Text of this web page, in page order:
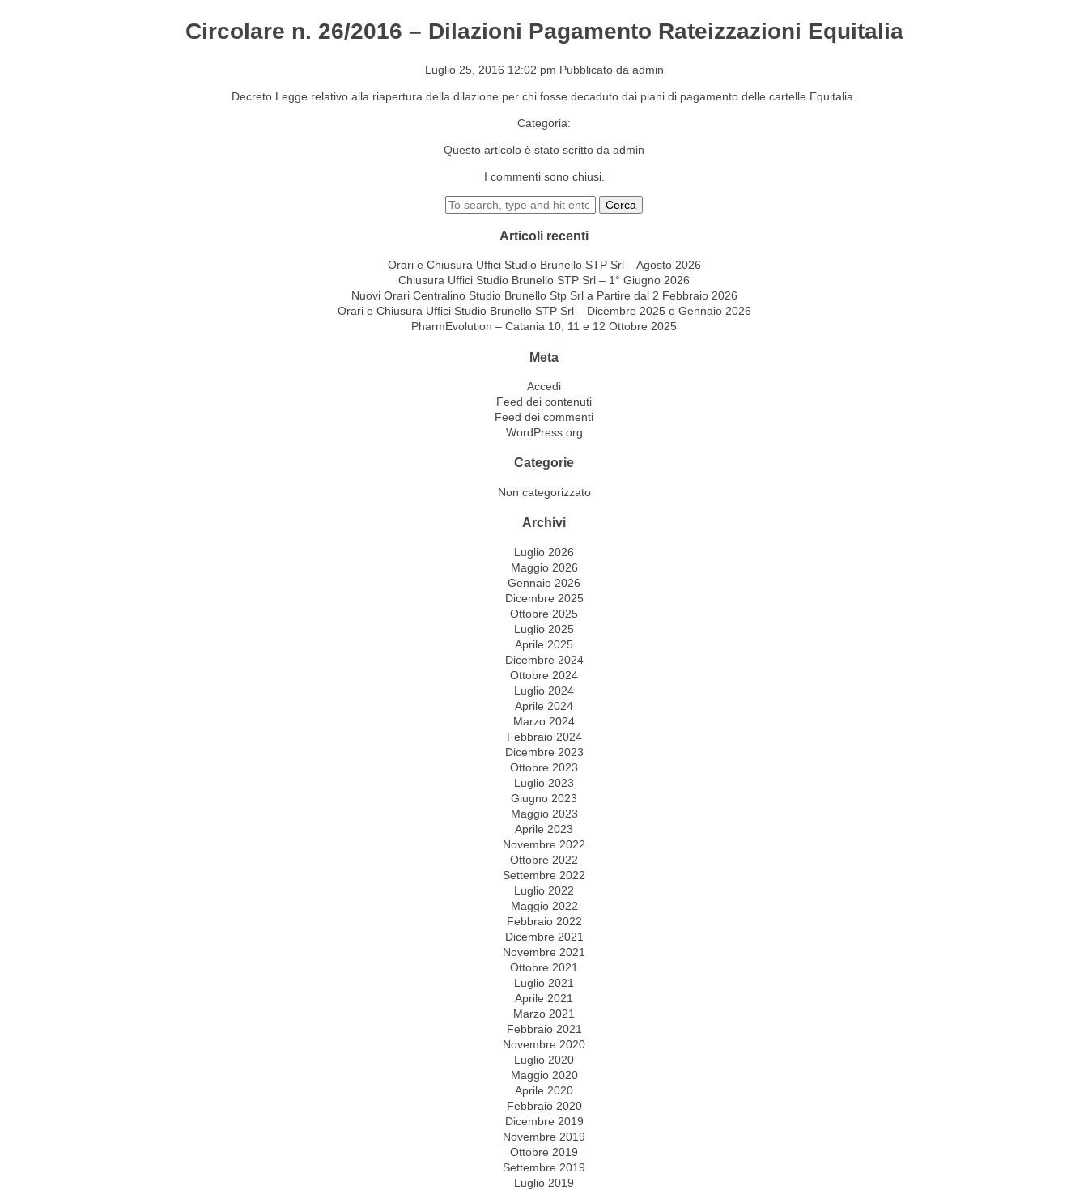
Gestione del personale
Circolare n. 26/2016 – Dilazioni Pagamento Rateizzazioni Equitalia
Luglio 25, 2016 12:02 pm Pubblicato da admin
Decreto Legge relativo alla riapertura della dilazione per chi fosse decaduto dai piani di pagamento delle cartelle Equitalia.
Categoria:
Questo articolo è stato scritto da admin
I commenti sono chiusi.
Cerca
Articoli recenti
Orari e Chiusura Uffici Studio Brunello STP Srl – Agosto 2026
Chiusura Uffici Studio Brunello STP Srl – 1° Giugno 2026
Nuovi Orari Centralino Studio Brunello Stp Srl a Partire dal 2 Febbraio 2026
Orari e Chiusura Uffici Studio Brunello STP Srl – Dicembre 2025 e Gennaio 2026
PharmEvolution – Catania 10, 11 e 12 Ottobre 2025
Meta
Accedi
Feed dei contenuti
Feed dei commenti
WordPress.org
Categorie
Non categorizzato
Archivi
Luglio 2026
Maggio 2026
Gennaio 2026
Dicembre 2025
Ottobre 2025
Luglio 2025
Aprile 2025
Dicembre 2024
Ottobre 2024
Luglio 2024
Aprile 2024
Marzo 2024
Febbraio 2024
Dicembre 2023
Ottobre 2023
Luglio 2023
Giugno 2023
Maggio 2023
Aprile 2023
Novembre 2022
Ottobre 2022
Settembre 2022
Luglio 2022
Maggio 2022
Febbraio 2022
Dicembre 2021
Novembre 2021
Ottobre 2021
Luglio 2021
Aprile 2021
Marzo 2021
Febbraio 2021
Novembre 2020
Luglio 2020
Maggio 2020
Aprile 2020
Febbraio 2020
Dicembre 2019
Novembre 2019
Ottobre 2019
Settembre 2019
Luglio 2019